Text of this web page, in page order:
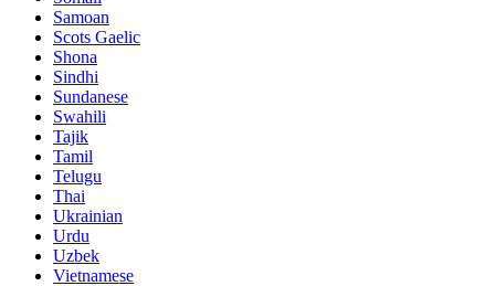
Samoan
Scots Gaelic
Shona
Sindhi
Sundanese
Swahili
Tajik
Tamil
Telugu
Thai
Ukrainian
Urdu
Uzbek
Vietnamese